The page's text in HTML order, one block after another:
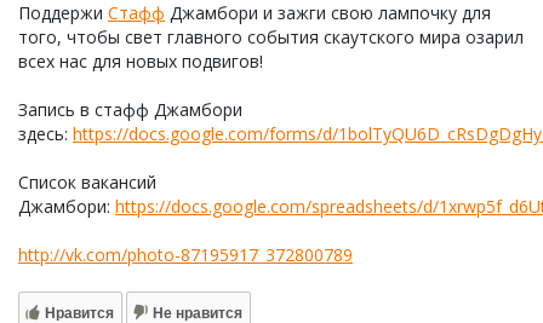
Поддержи Стафф Джамбори и зажги свою лампочку для
того, чтобы свет главного события скаутского мира озарил
всех нас для новых подвигов!
Запись в стафф Джамбори
здесь: https://docs.google.com/forms/d/
Список вакансий
Джамбори: https://docs.google.com/spreadsheets/d/
http://vk.com/photo-87195917_372800789
Нравится Не нравится